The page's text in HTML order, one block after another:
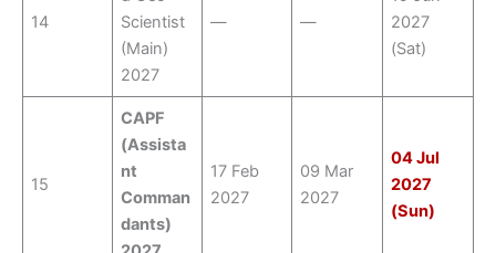
14
Scientist
(Main)
2027
— —
2027
(Sat)
15
CAPF
(Assista
nt
Comman
dants)
17 Feb
2027
09 Mar
2027
04 Jul
2027
(Sun)